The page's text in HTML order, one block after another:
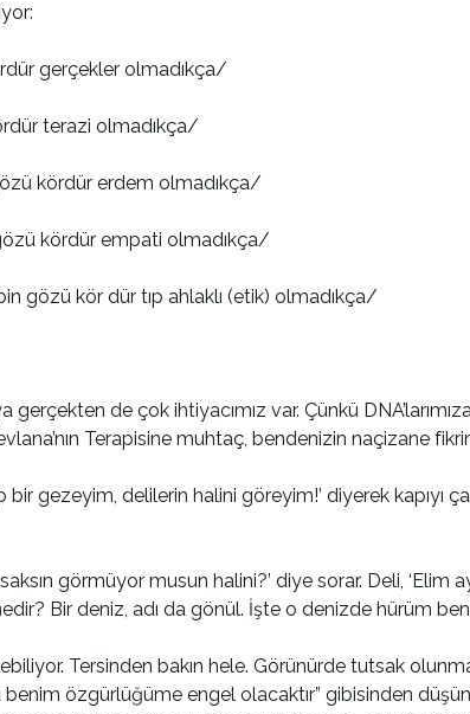
gerçekler olmadıkça/
terazi olmadıkça/
kördür erdem olmadıkça/
kördür empati olmadıkça/
gözü kör dür tıp ahlaklı (etik) olmadıkça/
gerçekten de çok ihtiyacımız var. Çünkü
Terapisine muhtaç, bendenizin naçizane
gezeyim, delilerin halini göreyim!’ diyerek kapıyı
görmüyor musun halini?’ diye sorar. Deli,
Bir deniz, adı da gönül. İşte o denizde hürüm ben.’
Tersinden bakın hele. Görünürde tutsak
özgürlüğüme engel olacaktır” gibisinden